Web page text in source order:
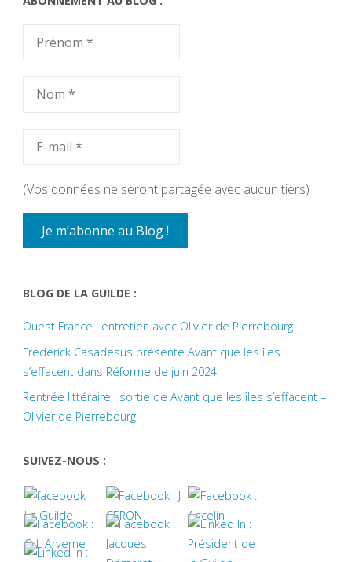
(Vos données ne seront partagée avec aucun tiers)
BLOG DE LA GUILDE :
Ouest France : entretien avec Olivier de Pierrebourg
Frederick Casadesus présente Avant que les îles
s’effacent dans Réforme de juin 2024
Rentrée littéraire : sortie de Avant que les îles s’effacent –
Olivier de Pierrebourg
SUIVEZ-NOUS :